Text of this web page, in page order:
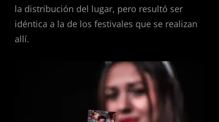
la distribución del lugar, pero resultó ser
idéntica a la de los festivales que se realizan
allí.